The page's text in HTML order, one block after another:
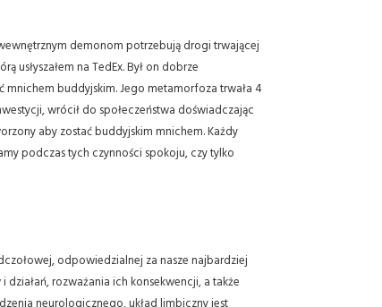
demonom potrzebują drogi trwającej
na TedEx. Był on dobrze
mnichem buddyjskim. Jego metamorfoza trwała 4
wrócił do społeczeństwa doświadczając
aby zostać buddyjskim mnichem. Każdy
podczas tych czynności spokoju, czy tylko
odpowiedzialnej za nasze najbardziej
rozważania ich konsekwencji, a także
neurologicznego, układ limbiczny jest